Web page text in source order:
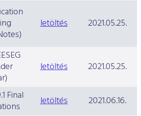
letöltés 2021.05.25.
letöltés
2021.05.25.
Final
letöltés 2021.06.16.